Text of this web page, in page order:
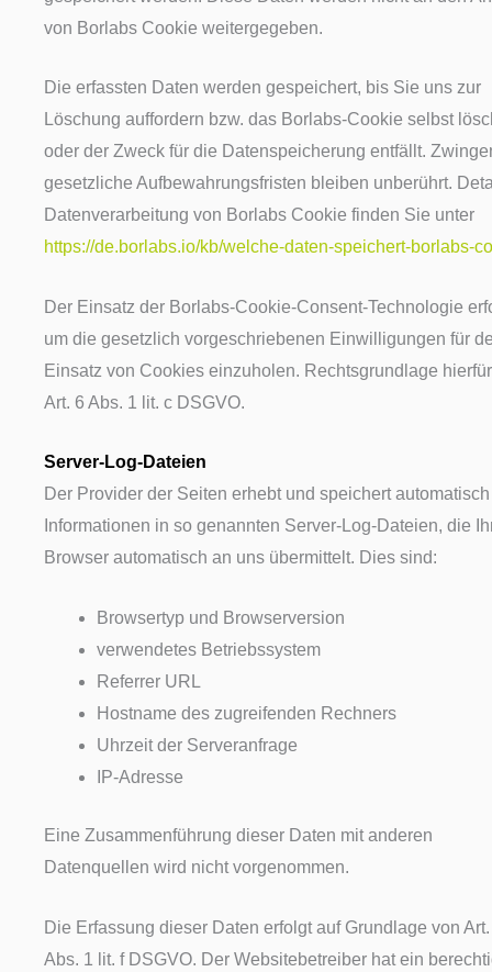
von Borlabs Cookie weitergegeben.
Die erfassten Daten werden gespeichert, bis Sie uns zur
Löschung auffordern bzw. das Borlabs-Cookie selbst
oder der Zweck für die Datenspeicherung entfällt.
gesetzliche Aufbewahrungsfristen bleiben unberührt.
Datenverarbeitung von Borlabs Cookie finden Sie unter
https://de.borlabs.io/kb/welche-daten-speichert-borlabs-
Der Einsatz der Borlabs-Cookie-Consent-Technologie
um die gesetzlich vorgeschriebenen Einwilligungen für
Einsatz von Cookies einzuholen. Rechtsgrundlage
Art. 6 Abs. 1 lit. c DSGVO.
Server-Log-Dateien
Der Provider der Seiten erhebt und speichert automatisch
Informationen in so genannten Server-Log-Dateien, die
Browser automatisch an uns übermittelt. Dies sind:
Browsertyp und Browserversion
verwendetes Betriebssystem
Referrer URL
Hostname des zugreifenden Rechners
Uhrzeit der Serveranfrage
IP-Adresse
Eine Zusammenführung dieser Daten mit anderen
Datenquellen wird nicht vorgenommen.
Die Erfassung dieser Daten erfolgt auf Grundlage von
Abs. 1 lit. f DSGVO. Der Websitebetreiber hat ein